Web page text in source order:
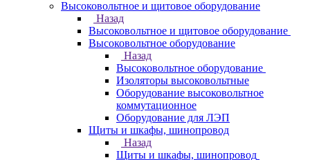
Высоковольтное и щитовое оборудование
Назад
Высоковольтное и щитовое оборудование
Высоковольтное оборудование
Назад
Высоковольтное оборудование
Изоляторы высоковольтные
Оборудование высоковольтное
коммутационное
Оборудование для ЛЭП
Щиты и шкафы, шинопровод
Назад
Щиты и шкафы, шинопровод